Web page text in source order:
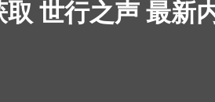
世行之声 最新